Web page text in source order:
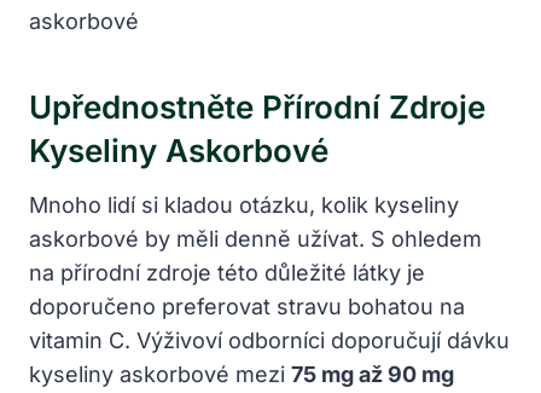
Upřednostněte Přírodní Zdroje
Kyseliny Askorbové
Mnoho lidí si kladou otázku, kolik kyseliny
askorbové by měli denně užívat. S ohledem
na přírodní zdroje této důležité látky je
doporučeno preferovat stravu bohatou na
vitamin C. Výživoví odborníci doporučují dávku
kyseliny askorbové mezi 75 mg až 90 mg